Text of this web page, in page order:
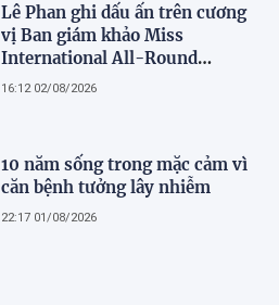
Lê Phan ghi dấu ấn trên cương
vị Ban giám khảo Miss
International All-Round
Businesswoman 2026: Thanh
16:12 02/08/2026
10 năm sống trong mặc cảm vì
căn bệnh tưởng lây nhiễm
22:17 01/08/2026